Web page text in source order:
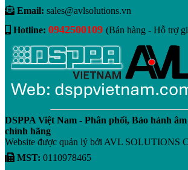
Email: sales@avlsolutions.vn
Hotline: 0942500109 (Bán hàng - Hỗ trợ
DSPPA Việt Nam - Phân phối, Bảo hành
chính hãng
Website được quản lý bởi AVL SOLUTIONS
MST: 0110978465